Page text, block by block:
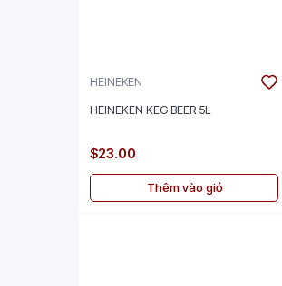
HEINEKEN
HEINEKEN KEG BEER 5L
$23.00
Thêm vào giỏ